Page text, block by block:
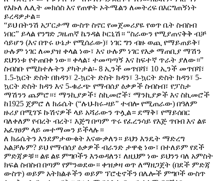
የእኩለ ሌሊት መክሰስ እና የጠዋት ኦትሜልን ለመትረፍ በእርግጠኝነት
ይረዳዎታል።
“ይህ በትንሽ አፓርታማ ውስጥ ስኖር የመጀመሪያዬ የወጥ ቤት ስብስብ
ነበር” ይላል የንግድ ጋዜጠኛ ኬንዳል ኮርኒሽ። “ስራውን የሚያጠናቅቅ ብቻ
ሳይሆን (እና በጥሩ ሁኔታ የሚሰራው)፣ ነገር ግን ብዙ ወጪ የማይጠይቅ፣
ሁሉም ነገር ለመያዝ ቀላል ነው፣ እና ሁሉም ነገር የእቃ ማጠቢያ ማሽን
ደህንነቱ የተጠበቀ ነው። ቀላል፣ ተመጣጣኝ እና ከፍተኛ ጥራት ያለው።”
ስብስቡ የሚከተሉትን ያካትታል፡- 8 ኢንች መጥበሻ፣ 10 ኢንች መጥበሻ፣
1.5-ኳርት ድስት በክዳን፣ 2-ኳርት ድስት ክዳን፣ 3-ኳርት ድስት ክዳን፣ 5-
ኳርት ድስት ክዳን እና 5-ቁራጭ የማብሰያ ዕቃዎች ስብስብ፣ የፓስታ
ማሽንን ጨምሮ።፣ ማንኪያዎች፣ ስኪመሮች፣ ማንኪያዎች እና ስኪመሮች
ከ1925 ጀምሮ ለ ክሬሴት (“ሉህ-ክሩ-ዛይ” ተብሎ የሚጠራው) በዓለም
ዙሪያ በሚገኙ ኩሽናዎች ላይ አሻራውን ጥሏል። ደማቅ፣ የማይሰበር
ባለቀለም የብረት ብረት፣ እጅግ በጣም ጥሩ የፈረንሳይ የእጅ ጥበብ እና ልዩ
አፈፃፀም ላይ መተማመን ይችላሉ።
ለ ክሬሴትን እንደምታውቁት እናውቃለን። ይህን እንዴት ማድረግ
አልቻሉም? ይህ የማብሰያ ዕቃዎች ብራንድ ታዋቂ ነው፣ በተለይም የደች
ምድጃዎቹ። ልዩ ልዩ ምግቦችን እንወዳለን፣ ለዚህም ነው ይህንን ባለ አምስት
ክፍል ስብስብ በጣም የምንወደው። ቀዝቃዛ ወጥ ለማዘጋጀት (በደች ምድጃ
ውስጥ) ወይም አትክልቶችን ወይም ፕሮቲኖችን በሌሎች ምግቦች ውስጥ